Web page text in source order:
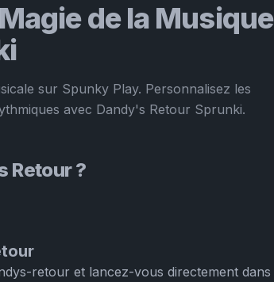
de la Musique
sur Spunky Play. Personnalisez les
avec Dandy's Retour Sprunki.
Retour ?
retour et lancez-vous directement dans